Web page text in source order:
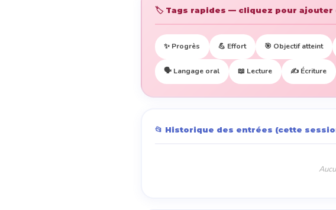
🏷️ Tags rapides — cliquez pour ajouter
✨ Progrès 💪 Effort 🎯 Objectif atteint
🗣️ Langage oral 📖 Lecture ✍️ Écriture
📂 Historique des entrées (cette